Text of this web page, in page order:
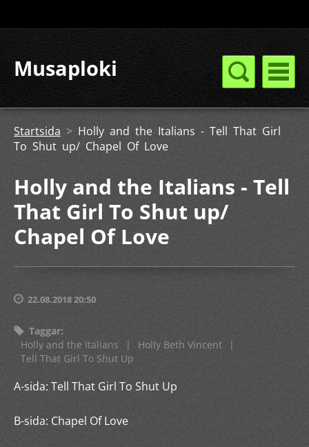
Musaploki
Startsida > Holly and the Italians - Tell That Girl
To Shut up/ Chapel Of Love
Holly and the Italians - Tell
That Girl To Shut up/
Chapel Of Love
22.08.2018 20:50
Taggar:
Holly and the Italians
| Holly Beth Vincent
|
Tell That Girl To Shut Up
A-sida: Tell That Girl To Shut Up
B-sida: Chapel Of Love